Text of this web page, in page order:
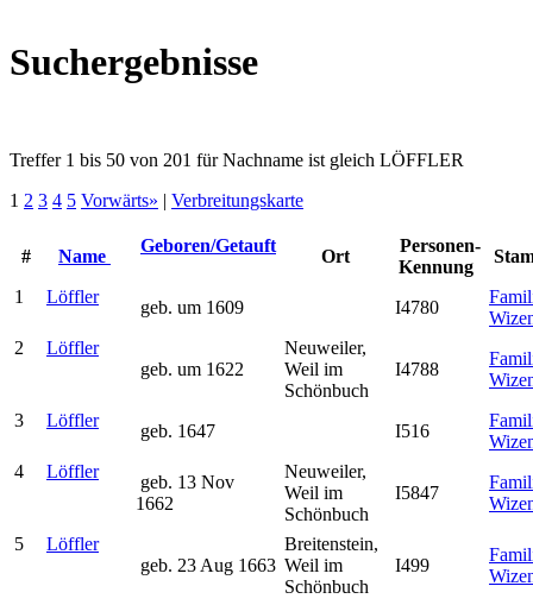
Suchergebnisse
Treffer 1 bis 50 von 201 für Nachname ist gleich LÖFFLER
1 2 3 4 5 Vorwärts» | Verbreitungskarte
# Name
Geboren/Getauft
Ort
Personen-
Kennung
1
Löffler
geb. um 1609 I4780
2
Löffler
geb. um 1622
Neuweiler,
Weil im
Schönbuch
I4788
3
Löffler
geb. 1647 I516
4
Löffler
geb. 13 Nov
1662
Neuweiler,
Weil im
Schönbuch
I5847
5
Löffler
geb. 23 Aug 1663
Breitenstein,
Weil im
Schönbuch
I499